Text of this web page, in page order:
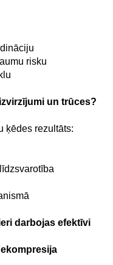
risku
un trūces?
ķēdes rezultāts:
darbojas efektīvi